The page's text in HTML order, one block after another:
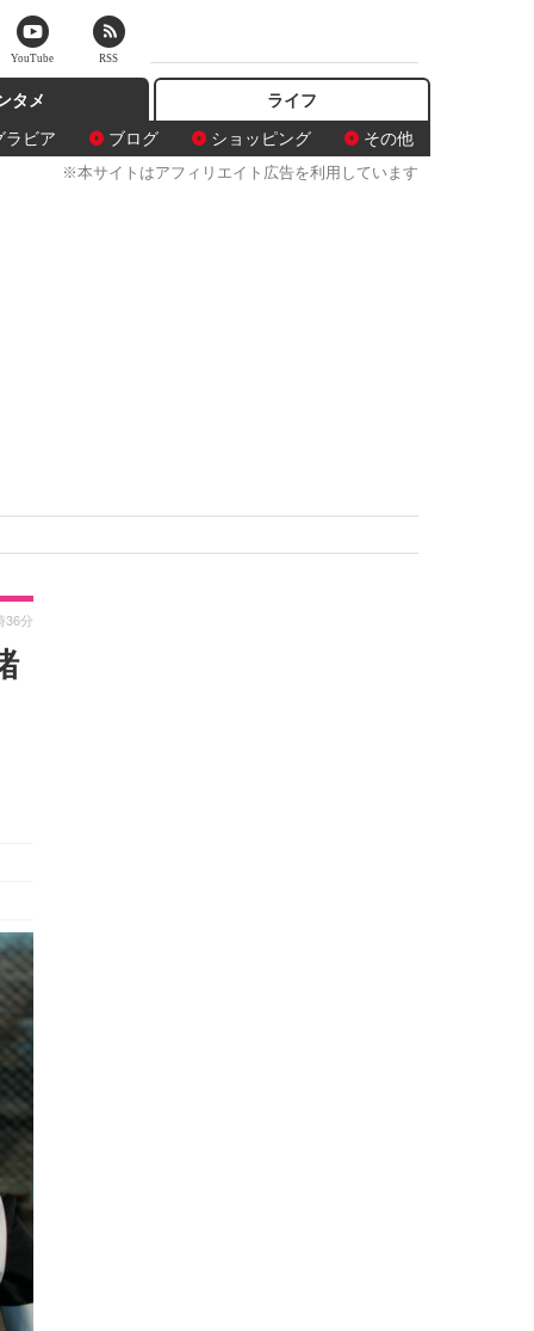
タメ
ラビア
ブログ ショッピング その他
ライフ
※本サイトはアフィリエイト広告を利用しています
36分
YouTube RSS